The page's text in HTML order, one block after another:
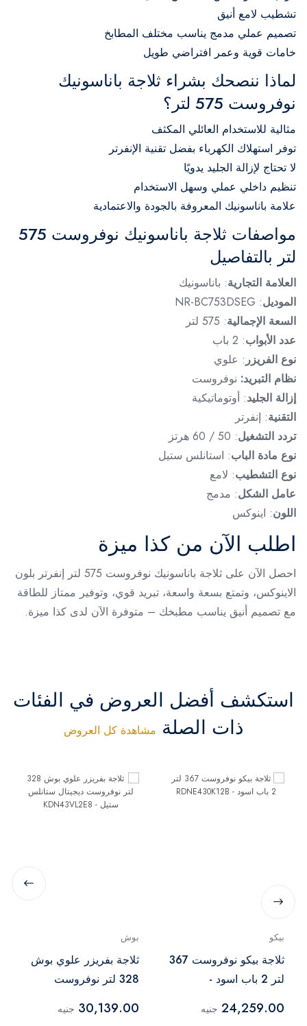
تشطيب لامع أنيق
تصميم عملي مدمج يناسب مختلف المطابخ
خامات قوية وعمر افتراضي طويل
لماذا ننصحك بشراء ثلاجة باناسونيك
نوفروست 575 لتر؟
مثالية للاستخدام العائلي المكثف
توفر استهلاك الكهرباء بفضل تقنية الإنفرتر
لا تحتاج لإزالة الجليد يدويًا
تنظيم داخلي عملي وسهل الاستخدام
علامة باناسونيك المعروفة بالجودة والاعتمادية
مواصفات ثلاجة باناسونيك نوفروست 575
لتر بالتفاصيل
العلامة التجارية: باناسونيك
الموديل: NR-BC753DSEG
السعة الإجمالية: 575 لتر
عدد الأبواب: 2 باب
نوع الفريزر : علوي
نظام التبريد: نوفروست
إزالة الجليد: أوتوماتيكية
التقنية: إنفرتر
تردد التشغيل: 50 / 60 هرتز
نوع مادة الباب: استانلس ستيل
نوع التشطيب: لامع
عامل الشكل: مدمج
اللون: اينوكس
اطلب الآن من كذا ميزة
احصل الآن على ثلاجة باناسونيك نوفروست 575 لتر إنفرتر بلون
الاينوكس، وتمتع بسعة واسعة، تبريد قوي، وتوفير ممتاز للطاقة
مع تصميم أنيق يناسب مطبخك – متوفرة الآن لدى كذا ميزة.
استكشف أفضل العروض في الفئات
ذات الصلة مشاهدة كل العروض
بيكو
ثلاجة بيكو نوفروست 367
لتر 2 باب اسود -
24,259.00 جنيه
بوش
ثلاجة بفريزر علوي بوش
328 لتر نوفروست
KDN43VL2E8
30,139.00 جنيه